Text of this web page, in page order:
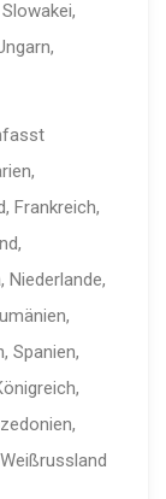
Frankreich,
Niederlande,
Spanien,